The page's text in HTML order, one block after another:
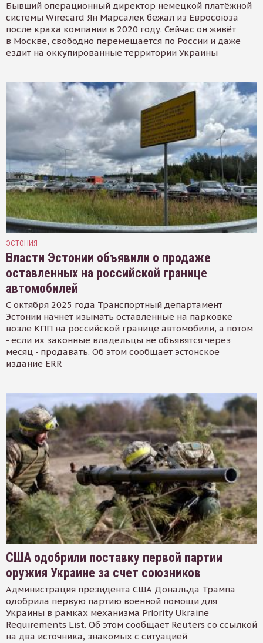
Бывший операционный директор немецкой платёжной
системы Wirecard Ян Марсалек бежал из Евросоюза
после краха компании в 2020 году. Сейчас он живёт
в Москве, свободно перемещается по России и даже
ездит на оккупированные территории Украины
ЭСТОНИЯ
Власти Эстонии объявили о продаже
оставленных на российской границе
автомобилей
С октября 2025 года Транспортный департамент
Эстонии начнет изымать оставленные на парковке
возле КПП на российской границе автомобили, а потом
- если их законные владельцы не объявятся через
месяц - продавать. Об этом сообщает эстонское
издание ERR
США одобрили поставку первой партии
оружия Украине за счет союзников
Администрация президента США Дональда Трампа
одобрила первую партию военной помощи для
Украины в рамках механизма Priority Ukraine
Requirements List. Об этом сообщает Reuters со ссылкой
на два источника, знакомых с ситуацией